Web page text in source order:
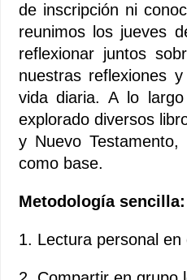
de inscripción ni
reunimos los jueves
reflexionar juntos
nuestras reflexiones
vida diaria. A lo
explorado diversos
y Nuevo
como base.
Metodología sencilla:
1. Lectura personal en